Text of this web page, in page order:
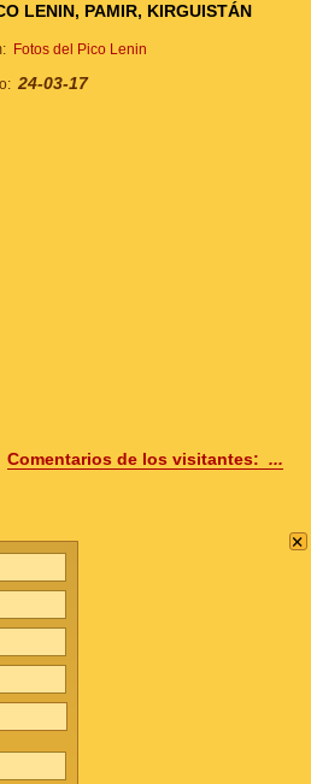
LENIN, PAMIR, KIRGUISTÁN
Fotos del Pico Lenin
24-03-17
Comentarios de los visitantes: ...
×